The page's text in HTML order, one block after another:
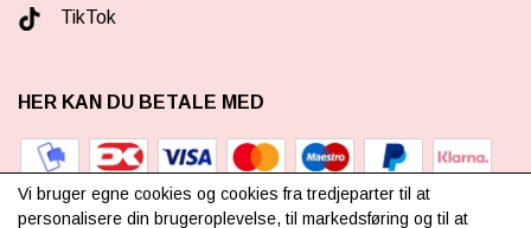
TikTok
HER KAN DU BETALE MED
Vi bruger egne cookies og cookies fra tredjeparter til at
personalisere din brugeroplevelse, til markedsføring og til at